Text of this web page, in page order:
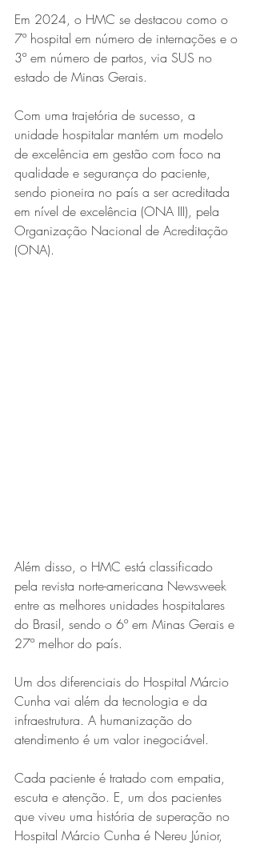
Em 2024, o HMC se destacou como o
7º hospital em número de internações e o
3º em número de partos, via SUS no
estado de Minas Gerais.
Com uma trajetória de sucesso, a
unidade hospitalar mantém um modelo
de excelência em gestão com foco na
qualidade e segurança do paciente,
sendo pioneira no país a ser acreditada
em nível de excelência (ONA III), pela
Organização Nacional de Acreditação
(ONA).
Além disso, o HMC está classificado
pela revista norte-americana Newsweek
entre as melhores unidades hospitalares
do Brasil, sendo o 6º em Minas Gerais e
27º melhor do país.
Um dos diferenciais do Hospital Márcio
Cunha vai além da tecnologia e da
infraestrutura. A humanização do
atendimento é um valor inegociável.
Cada paciente é tratado com empatia,
escuta e atenção. E, um dos pacientes
que viveu uma história de superação no
Hospital Márcio Cunha é Nereu Júnior,